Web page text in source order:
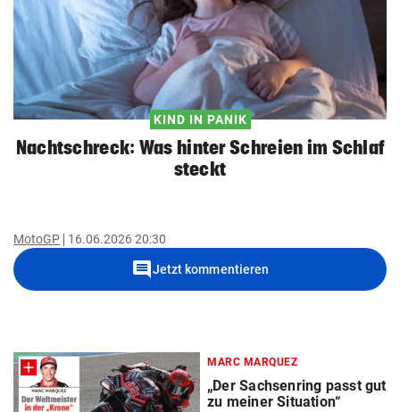
KIND IN PANIK
Nachtschreck: Was hinter Schreien im Schlaf
steckt
MotoGP 16.06.2026 20:30
commentJetzt kommentieren
MARC MARQUEZ
„Der Sachsenring passt gut
zu meiner Situation“